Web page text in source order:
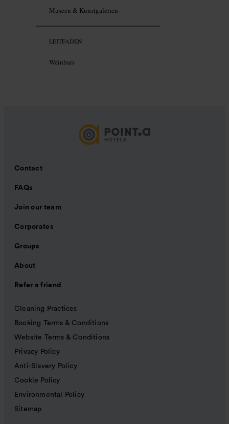
Museen & Kunstgalerien
LEITFADEN
Weinbars
Contact
FAQs
Join our team
Corporates
Groups
About
Refer a friend
Cleaning Practices
Booking Terms & Conditions
Website Terms & Conditions
Privacy Policy
Anti-Slavery Policy
Cookie Policy
Environmental Policy
Sitemap